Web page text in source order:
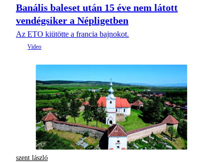
Banális baleset után 15 éve nem látott
vendégsiker a Népligetben
Az ETO kiütötte a francia bajnokot.
szent lászló